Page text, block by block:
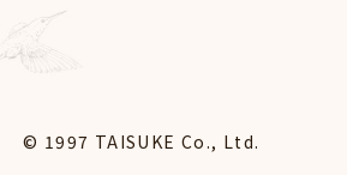
© 1997 TAISUKE Co., Ltd.